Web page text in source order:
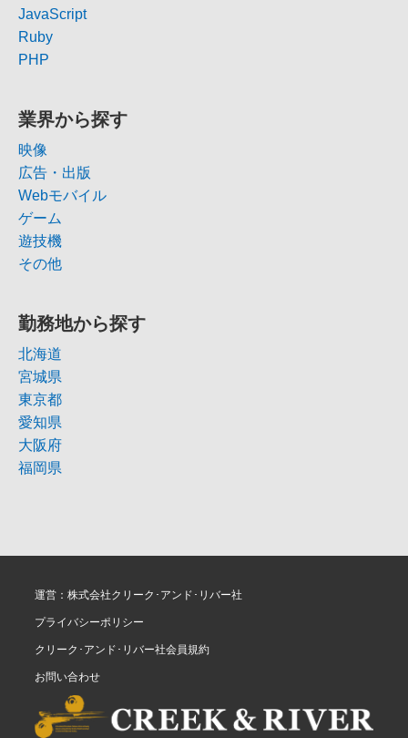
JavaScript
Ruby
PHP
業界から探す
映像
広告・出版
Webモバイル
ゲーム
遊技機
その他
勤務地から探す
北海道
宮城県
東京都
愛知県
大阪府
福岡県
運営：株式会社クリーク･アンド･リバー社
プライバシーポリシー
クリーク･アンド･リバー社会員規約
お問い合わせ